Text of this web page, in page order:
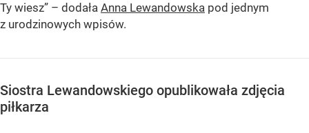
Ty wiesz” – dodała Anna Lewandowska pod jednym
z urodzinowych wpisów.
Siostra Lewandowskiego opublikowała zdjęcia
piłkarza